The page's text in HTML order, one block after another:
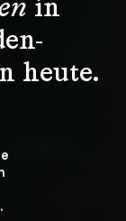
in
heute.